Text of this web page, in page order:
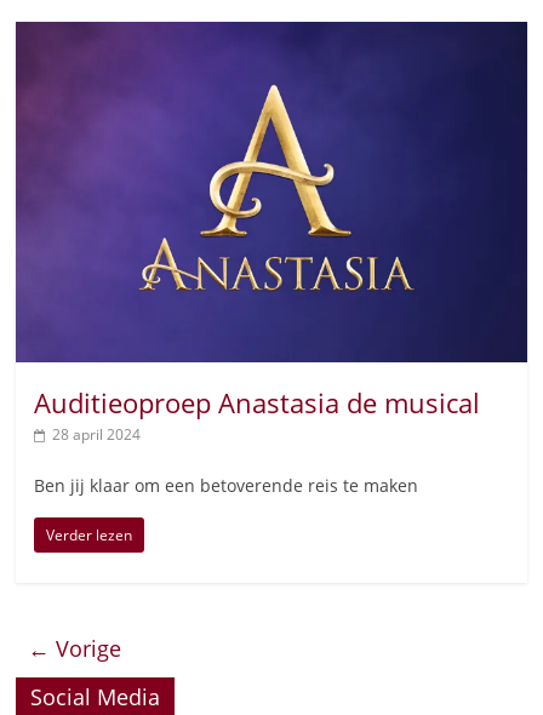
Auditieoproep Anastasia de musical
28 april 2024
Ben jij klaar om een betoverende reis te maken
Verder lezen
← Vorige
Social Media